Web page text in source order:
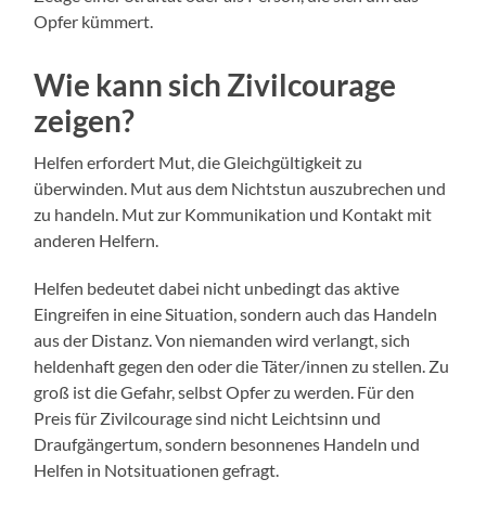
Opfer kümmert.
Wie kann sich Zivilcourage
zeigen?
Helfen erfordert Mut, die Gleichgültigkeit zu
überwinden. Mut aus dem Nichtstun auszubrechen und
zu handeln. Mut zur Kommunikation und Kontakt mit
anderen Helfern.
Helfen bedeutet dabei nicht unbedingt das aktive
Eingreifen in eine Situation, sondern auch das Handeln
aus der Distanz. Von niemanden wird verlangt, sich
heldenhaft gegen den oder die Täter/innen zu stellen. Zu
groß ist die Gefahr, selbst Opfer zu werden. Für den
Preis für Zivilcourage sind nicht Leichtsinn und
Draufgängertum, sondern besonnenes Handeln und
Helfen in Notsituationen gefragt.